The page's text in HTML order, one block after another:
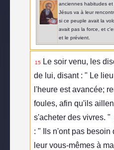
anciennes habitudes et
Jésus va à leur
si ce peuple avait la
avait pas la force, et
et le prévient.
15
Le soir venu, les
de lui, disant : " Le
l'heure est avancée;
foules, afin qu'ils
s'acheter des vivres. "
: " Ils n'ont pas
leur vous-mêmes à